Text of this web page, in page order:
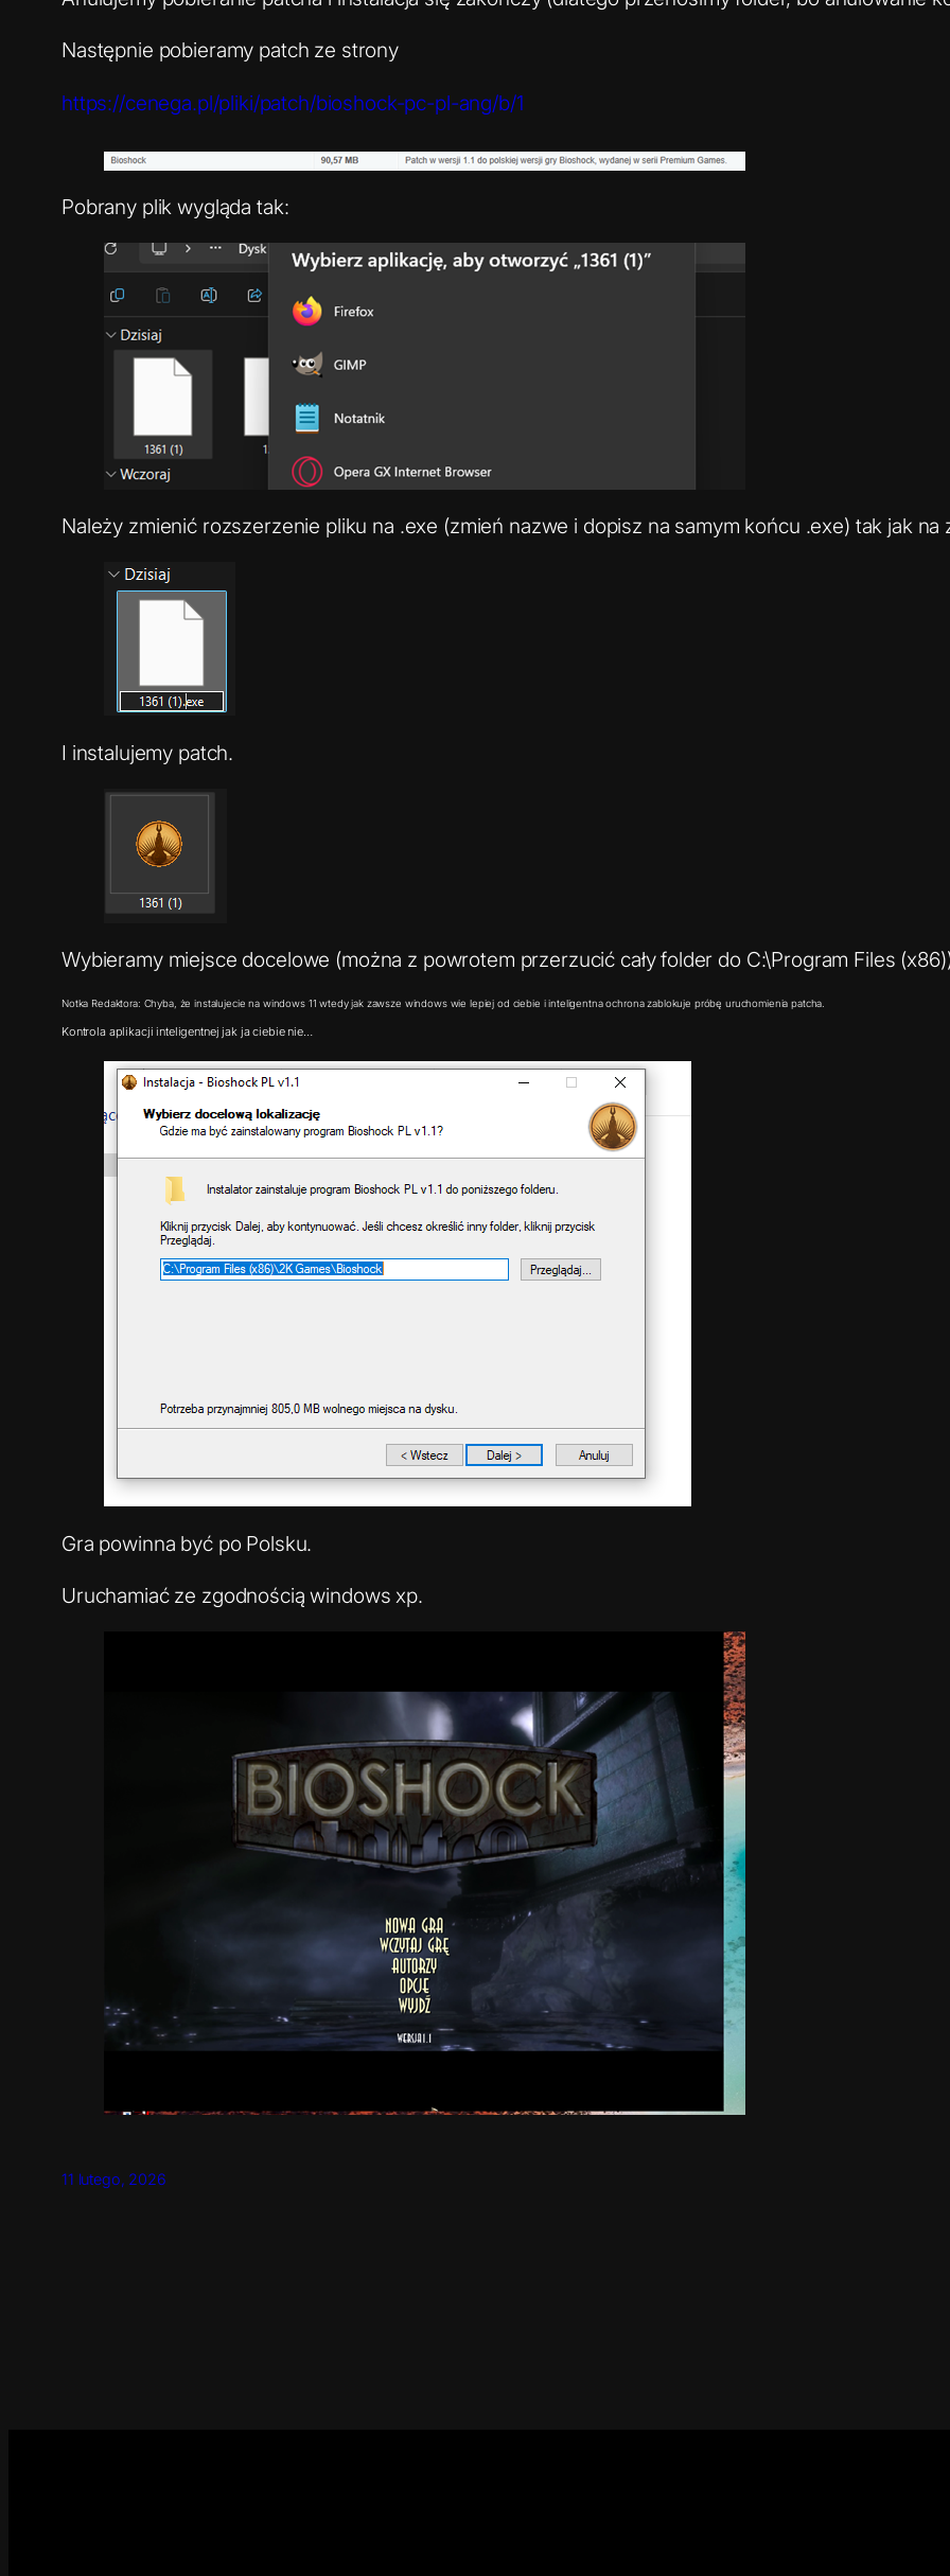
Następnie pobieramy patch ze strony
https://cenega.pl/pliki/patch/bioshock-pc-pl-ang/b/1
Pobrany plik wygląda tak:
Należy zmienić rozszerzenie pliku na .exe (zmień nazwe i dopisz na samym końcu .exe) tak jak na
I instalujemy patch.
Wybieramy miejsce docelowe (można z powrotem przerzucić cały folder do C:\Program Files
Notka Redaktora: Chyba, że instalujecie na windows 11 wtedy jak zawsze windows wie lepiej od ciebie i inteligentna ochrona zablokuje próbę uruchomienia patcha.
Kontrola aplikacji inteligentnej jak ja ciebie nie…
Gra powinna być po Polsku.
Uruchamiać ze zgodnością windows xp.
11 lutego, 2026